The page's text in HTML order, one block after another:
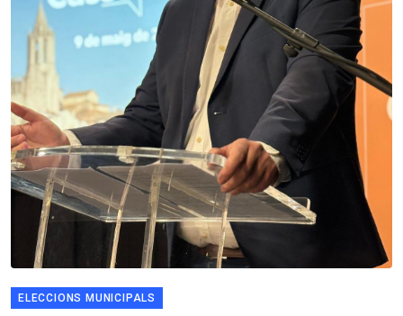
ELECCIONS MUNICIPALS